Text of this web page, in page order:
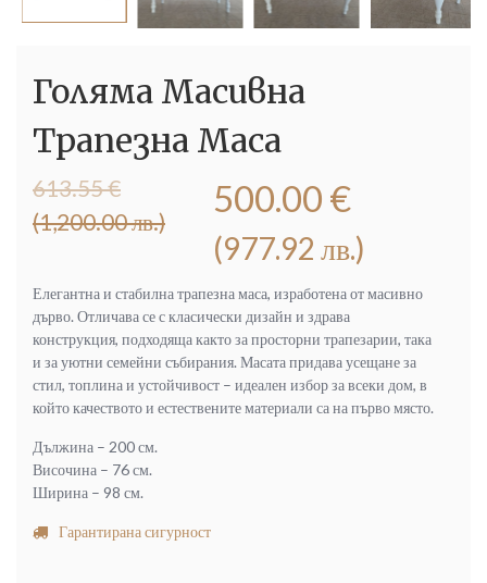
Голяма Масивна
Трапезна Маса
613.55€
(1,200.00 лв.)
Original
was:
лв.).
500.00 €
(977.92 лв.)
Текущата
е:
лв.).
Елегантна и стабилна трапезна маса, изработена от масивно
дърво. Отличава се с класически дизайн и здрава
конструкция, подходяща както за просторни трапезарии, така
и за уютни семейни събирания. Масата придава усещане за
стил, топлина и устойчивост – идеален избор за всеки дом, в
който качеството и естествените материали са на първо място.
Дължина – 200 см.
Височина – 76 см.
Ширина – 98 см.
Гарантирана сигурност